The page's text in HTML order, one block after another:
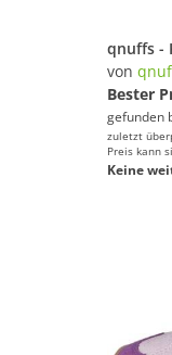
von
Bester
gefunden
zuletzt
Preis kann
Keine